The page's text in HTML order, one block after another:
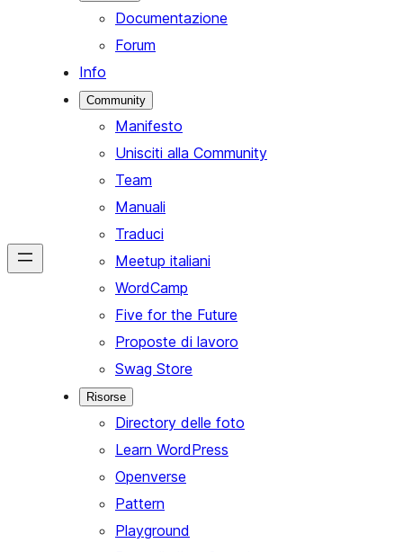
Documentazione
Forum
Info
Community
Manifesto
Unisciti alla Community
Team
Manuali
Traduci
Meetup italiani
WordCamp
Five for the Future
Proposte di lavoro
Swag Store
Risorse
Directory delle foto
Learn WordPress
Openverse
Pattern
Playground